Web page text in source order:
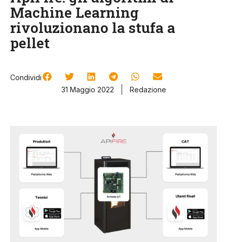
Machine Learning
rivoluzionano la stufa a
pellet
Condividi
31 Maggio 2022
Redazione